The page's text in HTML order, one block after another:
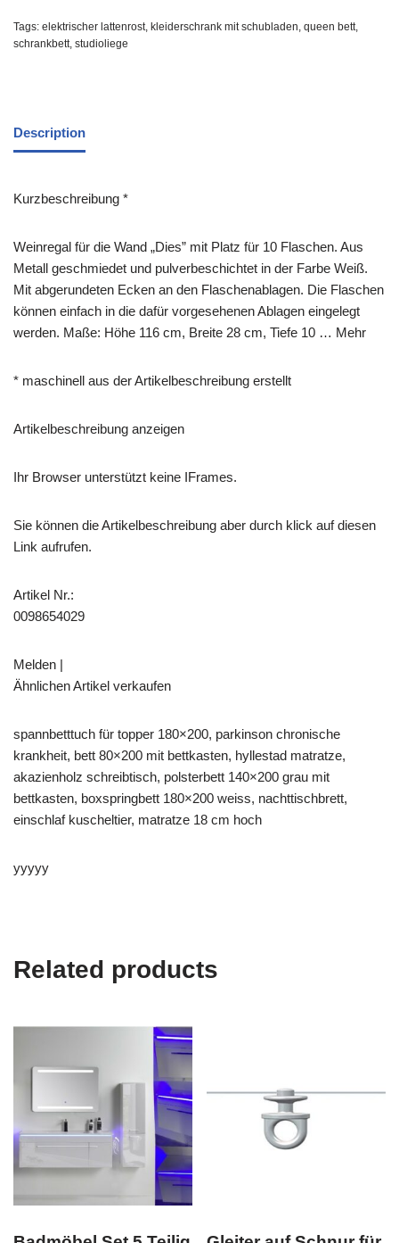
Tags: elektrischer lattenrost, kleiderschrank mit schubladen, queen bett,
schrankbett, studioliege
Description
Kurzbeschreibung *
Weinregal für die Wand „Dies” mit Platz für 10 Flaschen. Aus
Metall geschmiedet und pulverbeschichtet in der Farbe Weiß.
Mit abgerundeten Ecken an den Flaschenablagen. Die Flaschen
können einfach in die dafür vorgesehenen Ablagen eingelegt
werden. Maße: Höhe 116 cm, Breite 28 cm, Tiefe 10 … Mehr
* maschinell aus der Artikelbeschreibung erstellt
Artikelbeschreibung anzeigen
Ihr Browser unterstützt keine IFrames.
Sie können die Artikelbeschreibung aber durch klick auf diesen
Link aufrufen.
Artikel Nr.:
0098654029
Melden |
Ähnlichen Artikel verkaufen
spannbetttuch für topper 180×200, parkinson chronische
krankheit, bett 80×200 mit bettkasten, hyllestad matratze,
akazienholz schreibtisch, polsterbett 140×200 grau mit
bettkasten, boxspringbett 180×200 weiss, nachttischbrett,
einschlaf kuscheltier, matratze 18 cm hoch
yyyyy
Related products